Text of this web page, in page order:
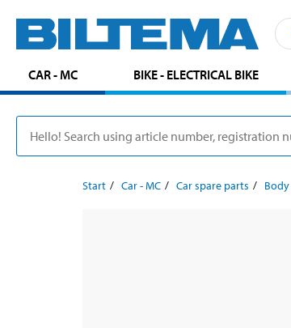
CAR - MC BIKE - ELECTRICAL BIKE
Start Car - MC Car spare parts Body